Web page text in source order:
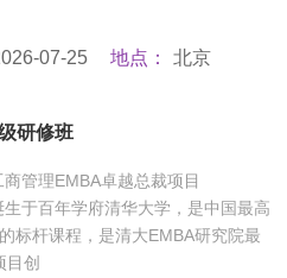
07-25 地点： 北京
研修班
管理EMBA卓越总裁项目
生于百年学府清华大学，是中国最高
标杆课程，是清大EMBA研究院最
创